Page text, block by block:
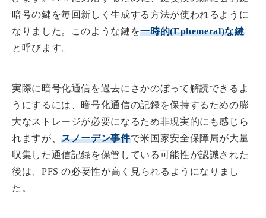
暗号の鍵を毎回新しく生成する方法が使われるように
なりました。このような鍵を一時的(Ephemeral)な鍵
と呼びます。
実際に暗号化通信を過去にさかのぼって解読できるよ
うにするには、暗号化通信の記録を保持するための膨
大なストレージが必要になるため非現実的にも感じら
れますが、スノーデン事件で米国家安全保障局が大量
収集した通信記録を保管している可能性が認識された
後は、PFS の必要性が高く見られるようになりまし
た。